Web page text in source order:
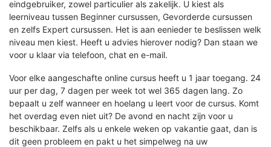
eindgebruiker, zowel particulier als zakelijk. U kiest als
leerniveau tussen Beginner cursussen, Gevorderde cursussen
en zelfs Expert cursussen. Het is aan eenieder te beslissen welk
niveau men kiest. Heeft u advies hierover nodig? Dan staan we
voor u klaar via telefoon, chat en e-mail.
Voor elke aangeschafte online cursus heeft u 1 jaar toegang. 24
uur per dag, 7 dagen per week tot wel 365 dagen lang. Zo
bepaalt u zelf wanneer en hoelang u leert voor de cursus. Komt
het overdag even niet uit? De avond en nacht zijn voor u
beschikbaar. Zelfs als u enkele weken op vakantie gaat, dan is
dit geen probleem en pakt u het simpelweg na uw